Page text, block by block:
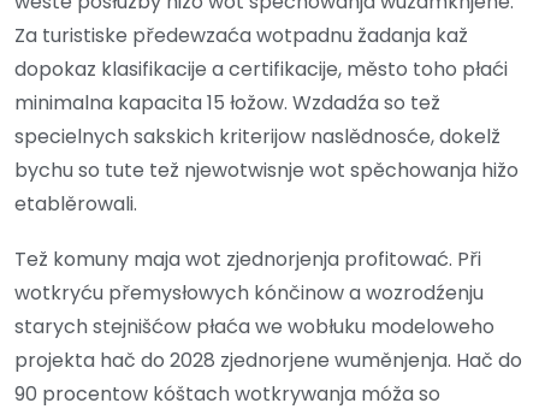
Za turistiske předewzaća wotpadnu žadanja kaž
dopokaz klasifikacije a certifikacije, město toho płaći
minimalna kapacita 15 łožow. Wzdadźa so tež
specielnych sakskich kriterijow naslědnosće, dokelž
bychu so tute tež njewotwisnje wot spěchowanja hižo
etablěrowali.
Tež komuny maja wot zjednorjenja profitować. Při
wotkryću přemysłowych kónčinow a wozrodźenju
starych stejnišćow płaća we wobłuku modeloweho
projekta hač do 2028 zjednorjene wuměnjenja. Hač do
90 procentow kóštach wotkrywanja móža so